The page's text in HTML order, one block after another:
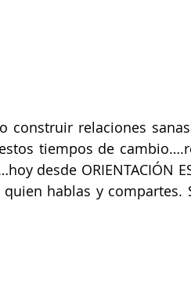
construir relaciones
tiempos de
desde ORIENTACIÓN
hablas y compartes.